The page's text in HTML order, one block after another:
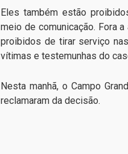
Eles também estão
meio de comunicação. Fora
proibidos de tirar serviço
vítimas e testemunhas do
Nesta manhã, o Campo
reclamaram da decisão.